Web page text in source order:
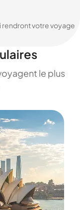
rendront votre voyage
le plus